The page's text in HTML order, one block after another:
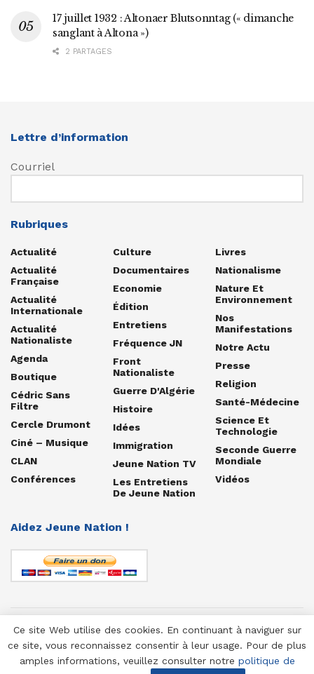
17 juillet 1932 : Altonaer Blutsonntag (« dimanche
sanglant à Altona »)
2 PARTAGES
Lettre d’information
Courriel
Rubriques
Actualité
Actualité
Française
Actualité
Internationale
Actualité
Nationaliste
Agenda
Boutique
Cédric Sans
Filtre
Cercle Drumont
Ciné – Musique
CLAN
Conférences
Culture
Documentaires
Economie
Édition
Entretiens
Fréquence JN
Front
Nationaliste
Guerre D'Algérie
Histoire
Idées
Immigration
Jeune Nation TV
Les Entretiens
De Jeune Nation
Livres
Nationalisme
Nature Et
Environnement
Nos
Manifestations
Notre Actu
Presse
Religion
Santé-Médecine
Science Et
Technologie
Seconde Guerre
Mondiale
Vidéos
Aidez Jeune Nation !
© 1958-2025 Jeune Nation
Ce site Web utilise des cookies. En continuant à naviguer sur
ce site, vous reconnaissez consentir à leur usage. Pour de plus
amples informations, veuillez consulter notre politique de